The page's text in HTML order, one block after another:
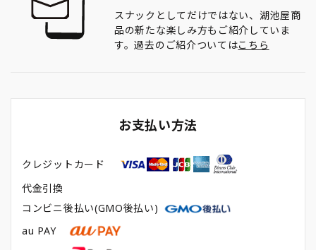
スナックとしてだけではない、湖池屋商
品の新たな楽しみ方もご紹介していま
す。過去のご紹介ついてはこちら
お支払い方法
クレジットカード
代金引換
コンビニ後払い(GMO後払い)
au PAY